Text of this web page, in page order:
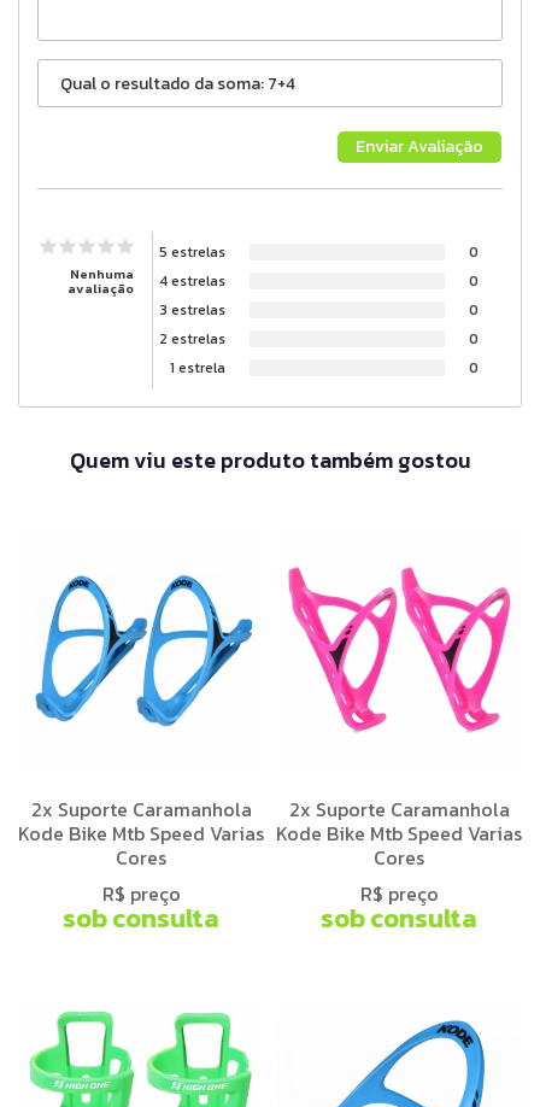
Nenhuma
avaliação
5 estrelas
0
4 estrelas
0
3 estrelas
0
2 estrelas
0
1 estrela
0
Quem viu este produto também gostou
2x Suporte Caramanhola
Kode Bike Mtb Speed Varias
Cores
R$ preço
sob consulta
2x Suporte Caramanhola
Kode Bike Mtb Speed Varias
Cores
R$ preço
sob consulta